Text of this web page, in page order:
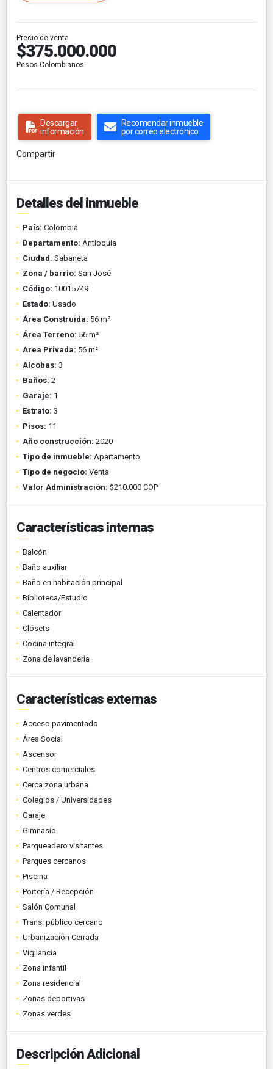
Precio de venta
$375.000.000
Pesos Colombianos
Descargar
información
Recomendar inmueble
por correo electrónico
Compartir
Detalles del inmueble
País: Colombia
Departamento: Antioquia
Ciudad: Sabaneta
Zona / barrio: San José
Código: 10015749
Estado: Usado
Área Construida: 56 m²
Área Terreno: 56 m²
Área Privada: 56 m²
Alcobas: 3
Baños: 2
Garaje: 1
Estrato: 3
Pisos: 11
Año construcción: 2020
Tipo de inmueble: Apartamento
Tipo de negocio: Venta
Valor Administración: $210.000 COP
Características internas
Balcón
Baño auxiliar
Baño en habitación principal
Biblioteca/Estudio
Calentador
Clósets
Cocina integral
Zona de lavandería
Características externas
Acceso pavimentado
Área Social
Ascensor
Centros comerciales
Cerca zona urbana
Colegios / Universidades
Garaje
Gimnasio
Parqueadero visitantes
Parques cercanos
Piscina
Portería / Recepción
Salón Comunal
Trans. público cercano
Urbanización Cerrada
Vigilancia
Zona infantil
Zona residencial
Zonas deportivas
Zonas verdes
Descripción Adicional